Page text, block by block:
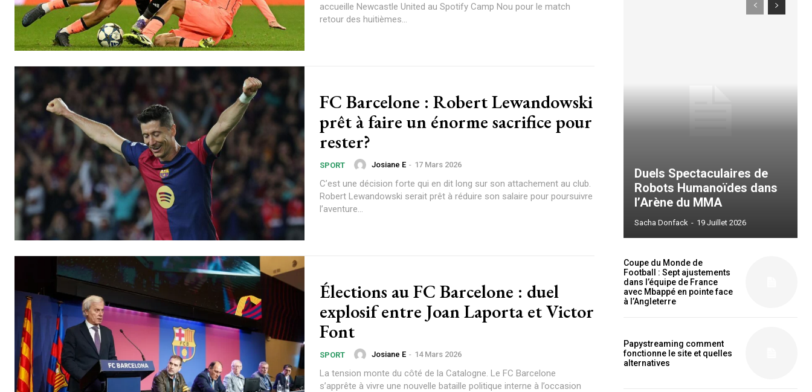
Subscription Plans
accueille Newcastle United au Spotify Camp Nou pour le match
retour des huitièmes...
FC Barcelone : Robert Lewandowski
prêt à faire un énorme sacrifice pour
rester?
SPORT Josiane E - 17 Mars 2026
C’est une décision forte qui en dit long sur son attachement au club.
Robert Lewandowski serait prêt à réduire son salaire pour poursuivre
l’aventure...
Élections au FC Barcelone : duel
explosif entre Joan Laporta et Victor
Font
SPORT Josiane E - 14 Mars 2026
La tension monte du côté de la Catalogne. Le FC Barcelone
s’apprête à vivre une nouvelle bataille politique interne à l’occasion
Duels Spectaculaires de
Robots Humanoïdes dans
l’Arène du MMA
Sacha Donfack - 19 Juillet 2026
Coupe du Monde de
Football : Sept ajustements
dans l’équipe de France
avec Mbappé en pointe face
à l’Angleterre
Papystreaming comment
fonctionne le site et quelles
alternatives